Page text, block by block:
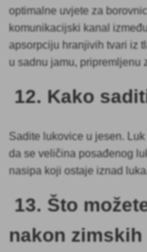
optimalne uvjete za
komunikacijski kanal
apsorpciju hranjivih tvari iz
u sadnu jamu, pripremljenu
12. Kako
Sadite lukovice u jesen.
da se veličina posađenog
nasipa koji ostaje iznad
13. Što
nakon